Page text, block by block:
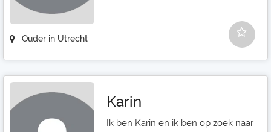
Ouder in Utrecht
Karin
Ik ben Karin en ik ben op zoek naar